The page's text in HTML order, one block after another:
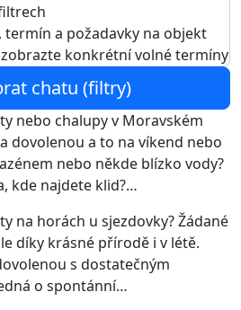
termín a požadavky na objekt
konkrétní volné termíny
chatu (filtry)
nebo chalupy v Moravském
dovolenou a to na víkend nebo
nebo někde blízko vody?
kde najdete klid?…
na horách u sjezdovky? Žádané
díky krásné přírodě i v létě.
s dostatečným
o spontánní…